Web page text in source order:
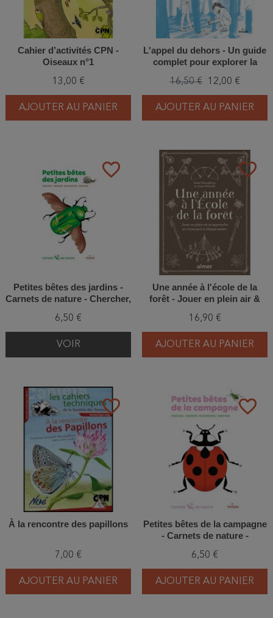
Cahier d’activités CPN -
Oiseaux n°1
13,00 €
AJOUTER AU PANIER
L'appel du dehors - Un guide
complet pour explorer la
16,50 € 12,00 €
AJOUTER AU PANIER
favorite_border
Petites bêtes des jardins -
Carnets de nature - Chercher,
Identifier
6,50 €
VOIR
favorite_border
Une année à l'école de la
forêt - Jouer en plein air &
chaque saison
16,90 €
AJOUTER AU PANIER
favorite_border
À la rencontre des papillons
7,00 €
AJOUTER AU PANIER
favorite_border
Petites bêtes de la campagne
- Carnets de nature -
reconnaître, identifier
6,50 €
AJOUTER AU PANIER